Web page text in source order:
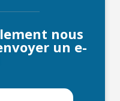
nous
un e-